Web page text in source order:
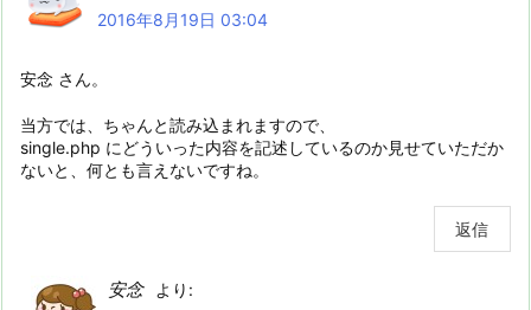
2016年8月19日 03:04
安念 さん。
当方では、ちゃんと読み込まれますので、
single.php にどういった内容を記述しているのか見せていただか
ないと、何とも言えないですね。
返信
安念
より: